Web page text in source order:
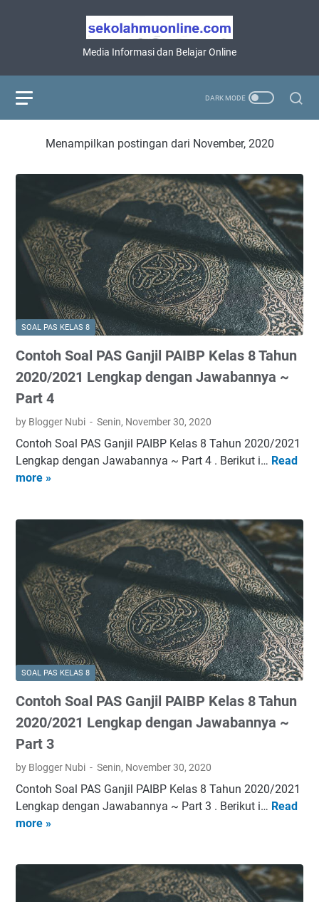
Media Informasi dan Belajar Online
Menampilkan postingan dari November, 2020
SOAL PAS KELAS 8
Contoh Soal PAS Ganjil PAIBP Kelas 8 Tahun
2020/2021 Lengkap dengan Jawabannya ~
Part 4
by Blogger Nubi Senin, November 30, 2020
Contoh Soal PAS Ganjil PAIBP Kelas 8 Tahun 2020/2021
Lengkap dengan Jawabannya ~ Part 4 . Berikut i… Read
more »
C
h
S
o
a
l
P
A
S
G
a
n
j
i
l
P
A
e
SOAL PAS KELAS 8
Contoh Soal PAS Ganjil PAIBP Kelas 8 Tahun
2020/2021 Lengkap dengan Jawabannya ~
Part 3
by Blogger Nubi Senin, November 30, 2020
Contoh Soal PAS Ganjil PAIBP Kelas 8 Tahun 2020/2021
Lengkap dengan Jawabannya ~ Part 3 . Berikut i… Read
more »
C
h